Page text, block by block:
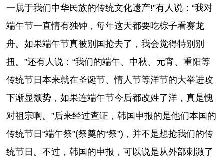
一属于我们中华民族的传统文化遗产!”有人说：“我对
端午节一直情有独钟，每年这天都要吃棕子看赛龙
舟。如果端午节真被别国抢去了，我会觉得特别别
扭。”还有人说：“我们的端午、中秋、元宵、重阳等
传统节日本来就在圣诞节、情人节等洋节的大举进攻
下渐显颓势，如果连端午节今后都改姓了洋，真是愧
对祖宗啊。”后来经过查证，韩国申报的是他们本国的
传统节日“端午祭”(祭奠的“祭”)，并不是想抢我们的传
统节日。不过，韩国的申报，可以说是从外部刺激了